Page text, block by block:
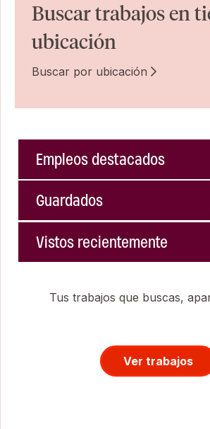
Buscar trabajos en
ubicación
Buscar por ubicación
Empleos destacados
Guardados
Vistos recientemente
Tus trabajos que buscas,
Ver trabajos